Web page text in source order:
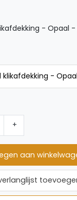
- Opaal -
+
aan